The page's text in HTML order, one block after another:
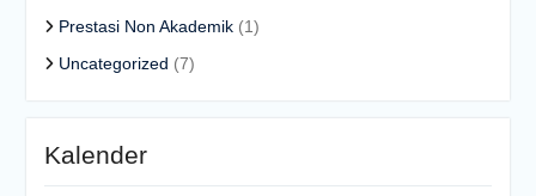
Prestasi Non Akademik(1)
Uncategorized (7)
Kalender